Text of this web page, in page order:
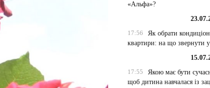
«Альфа»?
17:56
Як обрати
квартири: на що звернути
17:55
Якою має бути
щоб дитина навчалася із